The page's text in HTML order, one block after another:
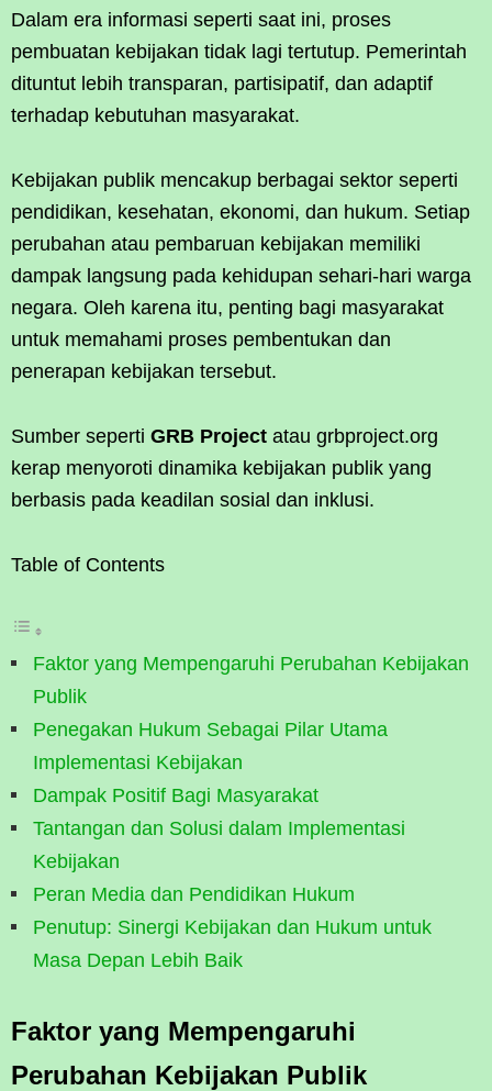
Dalam era informasi seperti saat ini, proses
pembuatan kebijakan tidak lagi tertutup. Pemerintah
dituntut lebih transparan, partisipatif, dan adaptif
terhadap kebutuhan masyarakat.
Kebijakan publik mencakup berbagai sektor seperti
pendidikan, kesehatan, ekonomi, dan hukum. Setiap
perubahan atau pembaruan kebijakan memiliki
dampak langsung pada kehidupan sehari-hari warga
negara. Oleh karena itu, penting bagi masyarakat
untuk memahami proses pembentukan dan
penerapan kebijakan tersebut.
Sumber seperti GRB Project atau grbproject.org
kerap menyoroti dinamika kebijakan publik yang
berbasis pada keadilan sosial dan inklusi.
Table of Contents
Faktor yang Mempengaruhi Perubahan Kebijakan
Publik
Penegakan Hukum Sebagai Pilar Utama
Implementasi Kebijakan
Dampak Positif Bagi Masyarakat
Tantangan dan Solusi dalam Implementasi
Kebijakan
Peran Media dan Pendidikan Hukum
Penutup: Sinergi Kebijakan dan Hukum untuk
Masa Depan Lebih Baik
Faktor yang Mempengaruhi
Perubahan Kebijakan Publik